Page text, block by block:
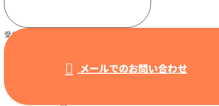
受付 / 8:00～18:00 【営業電話固くお断り】
メールでのお問い合わせ